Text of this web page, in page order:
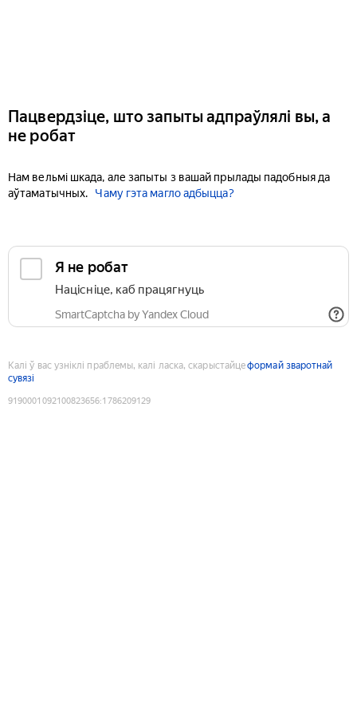
Пацвердзіце, што запыты адпраўлялі вы, а
не робат
Нам вельмі шкада, але запыты з вашай прылады падобныя да
аўтаматычных.
Чаму гэта магло адбыцца?
Я не робат
Націсніце, каб працягнуць
SmartCaptcha by Yandex Cloud
Калі ў вас узніклі праблемы, калі ласка, скарыстайцеформай зваротнай
сувязі
9190001092100823656:1786209129